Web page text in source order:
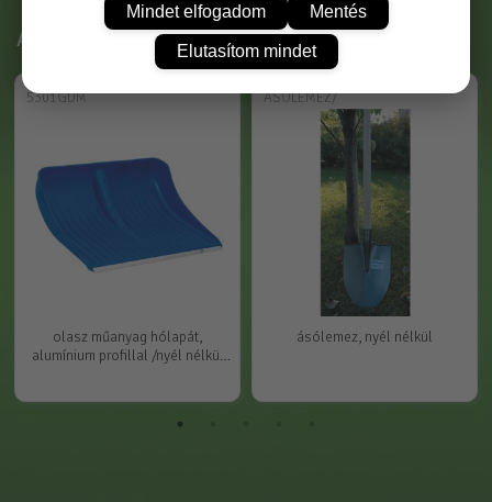
Ajánlott termékek
5301GDM
olasz műanyag hólapát,
alumínium profillal /nyél nélkül
ÁSÓLEMEZ/
ásólemez, nyél nélkül
Mindet elfogadom Mentés
Elutasítom mindet